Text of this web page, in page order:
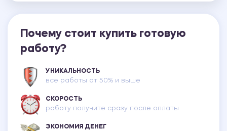
Почему стоит купить готовую
работу?
УНИКАЛЬНОСТЬ
все работы от 50% и выше
СКОРОСТЬ
работу получите сразу после оплаты
ЭКОНОМИЯ ДЕНЕГ